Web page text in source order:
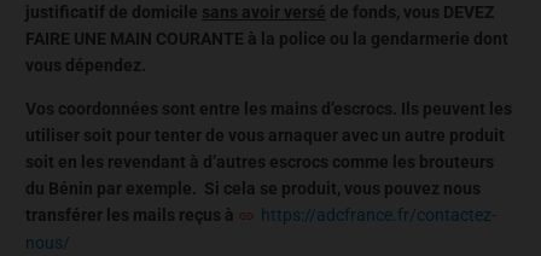
justificatif de domicile sans avoir versé de fonds, vous DEVEZ
FAIRE UNE MAIN COURANTE à la police ou la gendarmerie dont
vous dépendez.
Vos coordonnées sont entre les mains d’escrocs. Ils peuvent les
utiliser soit pour tenter de vous arnaquer avec un autre produit
soit en les revendant à d’autres escrocs comme les brouteurs
du Bénin par exemple. Si cela se produit, vous pouvez nous
transférer les mails reçus à
https://adcfrance.fr/contactez-
nous/